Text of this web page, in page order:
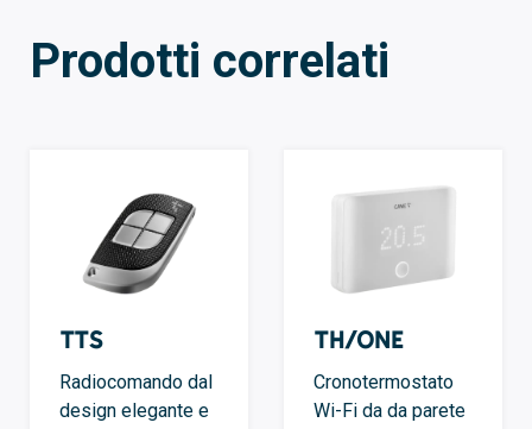
Prodotti correlati
TTS
Radiocomando dal
design elegante e
TH/ONE
Cronotermostato
Wi-Fi da da parete